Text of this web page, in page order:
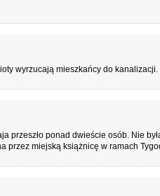
wyrzucają mieszkańcy do kanalizacji.
przeszło ponad dwieście osób. Nie
przez miejską książnicę w ramach